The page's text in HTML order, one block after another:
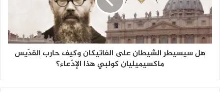
هل سيسيطر الشيطان على الفاتيكان وكيف حارب القدّيس
ماكسيميليان كولبي هذا الإدّعاء؟